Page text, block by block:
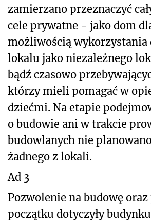
zamierzano przeznaczyć
cele prywatne - jako dom
możliwością wykorzystania
lokalu jako niezależnego
bądź czasowo
którzy mieli pomagać w
dziećmi. Na etapie
o budowie ani w trakcie
budowlanych nie
żadnego z lokali.
Ad 3
Pozwolenie na budowę
początku dotyczyły